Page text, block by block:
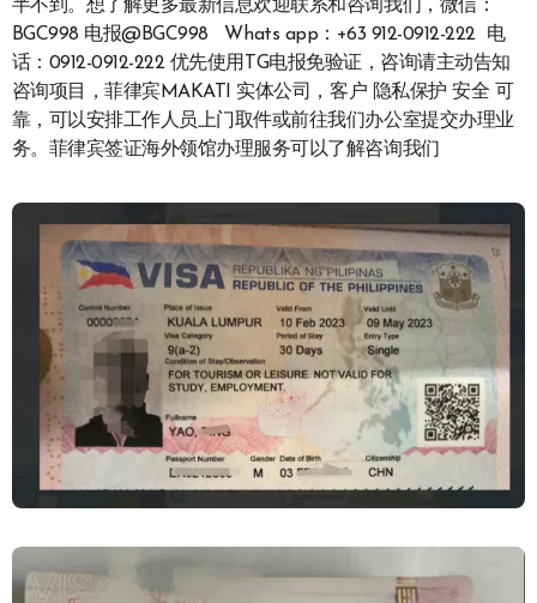
半不到。想了解更多最新信息欢迎联系和咨询我们，微信：
BGC998 电报@BGC998 Whats app：+63 912-0912-222 电
话：0912-0912-222 优先使用TG电报免验证，咨询请主动告知
咨询项目，菲律宾MAKATI 实体公司，客户 隐私保护 安全 可
靠，可以安排工作人员上门取件或前往我们办公室提交办理业
务。菲律宾签证海外领馆办理服务可以了解咨询我们